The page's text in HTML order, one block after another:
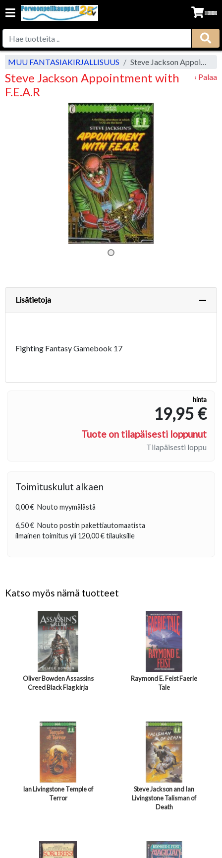
MUU FANTASIAKIRJALLISUUS Steve Jackson Appointment with F.E.A.R
Steve Jackson Appointment with
F.E.A.R
‹ Palaa
Lisätietoja
Fighting Fantasy Gamebook 17
hinta
19,95 €
Tuote on tilapäisesti loppunut
Tilapäisesti loppu
Toimituskulut alkaen
0,00 € Nouto myymälästä
6,50 € Nouto postin pakettiautomaatista
ilmainen toimitus yli 120,00 €tilauksille
Katso myös nämä tuotteet
Oliver Bowden Assassins
Creed Black Flag kirja
Raymond E. Feist Faerie
Tale
Ian Livingstone Temple of
Terror
Steve Jackson and Ian
Livingstone Talisman of
Death